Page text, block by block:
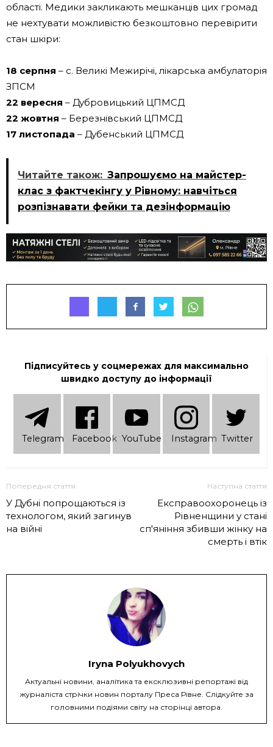
області. Медики закликають мешканців цих громад
не нехтувати можливістю безкоштовно перевірити
стан шкіри:
18 серпня – с. Великі Межирічі, лікарська амбулаторія
ЗПСМ
22 вересня – Дубровицький ЦПМСД
22 жовтня – Березнівський ЦПМСД
17 листопада – Дубенський ЦПМСД
Читайте також: Запрошуємо на майстер-
клас з фактчекінгу у Рівному: навчіться
розпізнавати фейки та дезінформацію
Підписуйтесь у соцмережах для максимально
швидко доступу до інформації
Telеgram Facebook YouTube Instagram Twitter
Попередня стаття
У Дубні попрощаються із
технологом, який загинув
на війні
Наступна стаття
Експравоохоронець із
Рівненщини у стані
сп'яніння збивши жінку на
смерть і втік
Iryna Polyukhovych
Актуальні новини, аналітика та ексклюзивні репортажі від
журналіста стрічки новин порталу Преса Рівне. Слідкуйте за
головними подіями світу на сторінці автора.